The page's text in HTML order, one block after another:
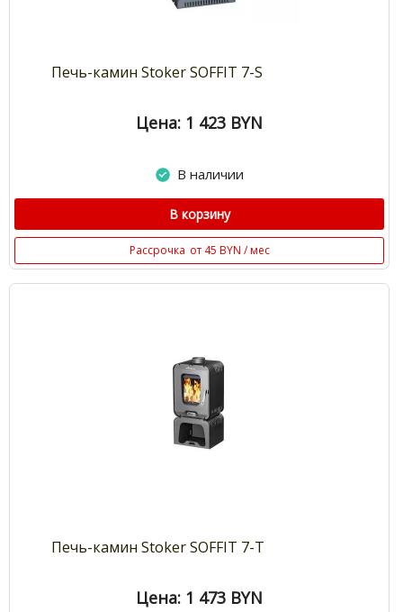
Печь-камин Stoker SOFFIT 7-S
Цена: 1 423 BYN
В наличии
В корзину
Рассрочка от 45 BYN / мес
Печь-камин Stoker SOFFIT 7-T
Цена: 1 473 BYN